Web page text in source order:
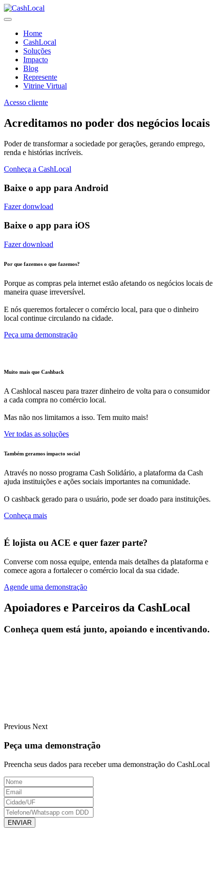
Home
CashLocal
Soluções
Impacto
Blog
Represente
Vitrine Virtual
Acesso cliente
Acreditamos no poder dos negócios locais
Poder de transformar a sociedade por gerações, gerando emprego,
renda e histórias incríveis.
Conheça a CashLocal
Baixe o app para Android
Fazer donwload
Baixe o app para iOS
Fazer download
Por que fazemos o que fazemos?
Porque as compras pela internet estão afetando os negócios locais de
maneira quase irreversível.
E nós queremos fortalecer o comércio local, para que o dinheiro
local continue circulando na cidade.
Peça uma demonstração
Muito mais que Cashback
A Cashlocal nasceu para trazer dinheiro de volta para o consumidor
a cada compra no comércio local.
Mas não nos limitamos a isso. Tem muito mais!
Ver todas as soluções
Também geramos impacto social
Através no nosso programa Cash Solidário, a plataforma da Cash
ajuda instituições e ações sociais importantes na comunidade.
O cashback gerado para o usuário, pode ser doado para instituições.
Conheça mais
É lojista ou ACE e quer fazer parte?
Converse com nossa equipe, entenda mais detalhes da plataforma e
comece agora a fortalecer o comércio local da sua cidade.
Agende uma demonstração
Apoiadores e Parceiros da CashLocal
Conheça quem está junto, apoiando e incentivando.
Previous Next
Peça uma demonstração
Preencha seus dados para receber uma demonstração do CashLocal
ENVIAR